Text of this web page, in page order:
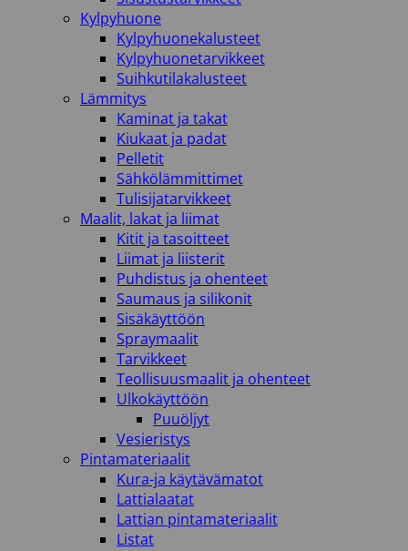
Kylpyhuone
Kylpyhuonekalusteet
Kylpyhuonetarvikkeet
Suihkutilakalusteet
Lämmitys
Kaminat ja takat
Kiukaat ja padat
Pelletit
Sähkölämmittimet
Tulisijatarvikkeet
Maalit, lakat ja liimat
Kitit ja tasoitteet
Liimat ja liisterit
Puhdistus ja ohenteet
Saumaus ja silikonit
Sisäkäyttöön
Spraymaalit
Tarvikkeet
Teollisuusmaalit ja ohenteet
Ulkokäyttöön
Puuöljyt
Vesieristys
Pintamateriaalit
Kura-ja käytävämatot
Lattialaatat
Lattian pintamateriaalit
Listat